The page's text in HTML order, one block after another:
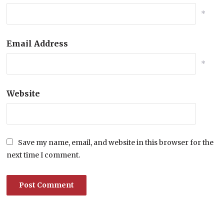
*
Email Address
*
Website
Save my name, email, and website in this browser for the
next time I comment.